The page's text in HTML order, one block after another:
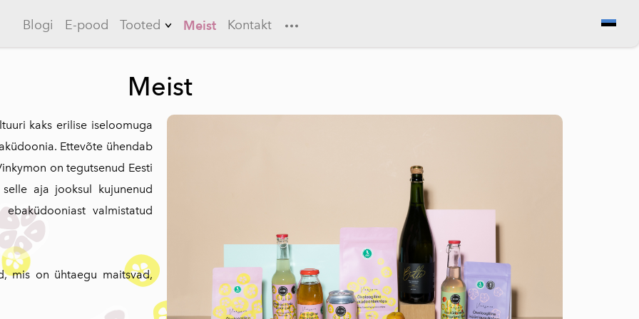
Blogi E-pood Tooted
Küüslauk
Ebaküdoonia
Longerod
Jääteed
Kastmed
Meist Kontakt
Meist
kaks erilise iseloomuga
Ettevõte ühendab
on tegutsenud Eesti
aja jooksul kujunenud
valmistatud
mis on ühtaegu maitsvad,